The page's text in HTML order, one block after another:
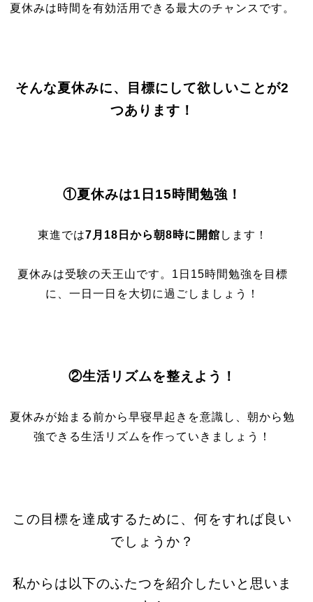
夏休みは時間を有効活用できる最大のチャンスです。
そんな夏休みに、目標にして欲しいことが2
つあります！
①夏休みは1日15時間勉強！
東進では7月18日から朝8時に開館 します！
夏休みは受験の天王山です。1日15時間勉強を目標
に、一日一日を大切に過ごしましょう！
②生活リズムを整えよう！
夏休みが始まる前から早寝早起きを意識し、朝から勉
強できる生活リズムを作っていきましょう！
この目標を達成するために、何をすれば良い
でしょうか？
私からは以下のふたつを紹介したいと思いま